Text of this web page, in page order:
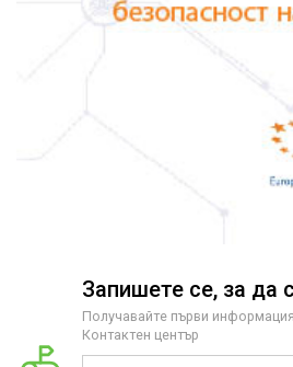
Запишете се, за да
Получавайте първи
Контактен център